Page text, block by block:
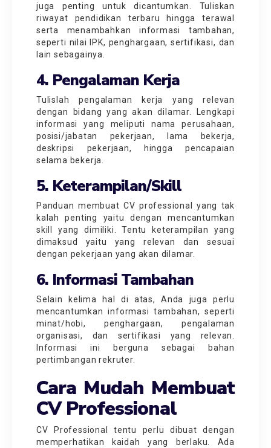
juga penting untuk dicantumkan. Tuliskan
riwayat pendidikan terbaru hingga terawal
serta menambahkan informasi tambahan,
seperti nilai IPK, penghargaan, sertifikasi, dan
lain sebagainya.
4. Pengalaman Kerja
Tulislah pengalaman kerja yang relevan
dengan bidang yang akan dilamar. Lengkapi
informasi yang meliputi nama perusahaan,
posisi/jabatan pekerjaan, lama bekerja,
deskripsi pekerjaan, hingga pencapaian
selama bekerja.
5. Keterampilan/Skill
Panduan membuat CV professional yang tak
kalah penting yaitu dengan mencantumkan
skill yang dimiliki. Tentu keterampilan yang
dimaksud yaitu yang relevan dan sesuai
dengan pekerjaan yang akan dilamar.
6. Informasi Tambahan
Selain kelima hal di atas, Anda juga perlu
mencantumkan informasi tambahan, seperti
minat/hobi, penghargaan, pengalaman
organisasi, dan sertifikasi yang relevan.
Informasi ini berguna sebagai bahan
pertimbangan rekruter.
Cara Mudah Membuat
CV Professional
CV Professional tentu perlu dibuat dengan
memperhatikan kaidah yang berlaku. Ada